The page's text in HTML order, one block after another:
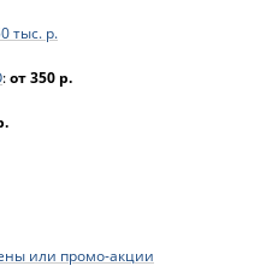
тыс. р.
:от 350 р.
или промо-акции